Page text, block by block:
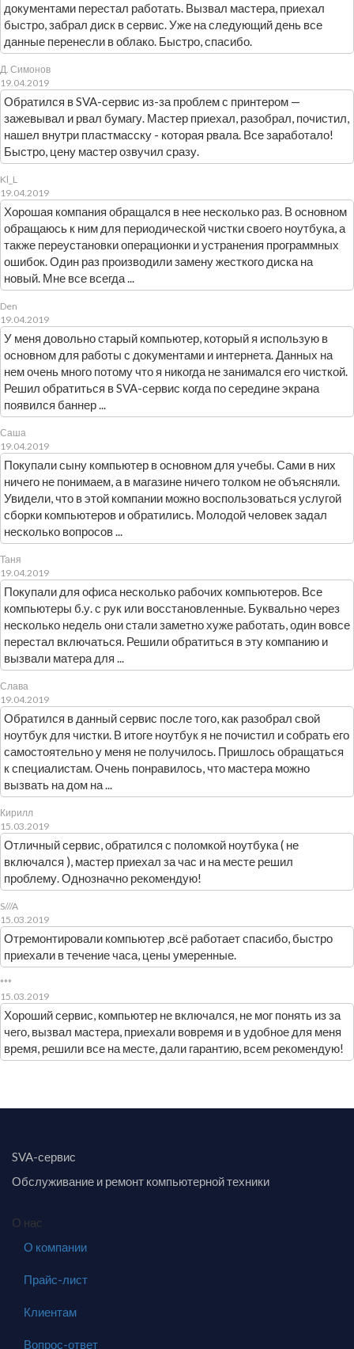
документами перестал работать. Вызвал мастера, приехал
быстро, забрал диск в сервис. Уже на следующий день все
данные перенесли в облако. Быстро, спасибо.
Д. Симонов
19.04.2019
Обратился в SVA-сервис из-за проблем с принтером —
зажевывал и рвал бумагу. Мастер приехал, разобрал, почистил,
нашел внутри пластмасску - которая рвала. Все заработало!
Быстро, цену мастер озвучил сразу.
Kl_L
19.04.2019
Хорошая компания обращался в нее несколько раз. В основном
обращаюсь к ним для периодической чистки своего ноутбука, а
также переустановки операционки и устранения программных
ошибок. Один раз производили замену жесткого диска на
новый. Мне все всегда ...
Den
19.04.2019
У меня довольно старый компьютер, который я использую в
основном для работы с документами и интернета. Данных на
нем очень много потому что я никогда не занимался его чисткой.
Решил обратиться в SVA-сервис когда по середине экрана
появился баннер ...
Саша
19.04.2019
Покупали сыну компьютер в основном для учебы. Сами в них
ничего не понимаем, а в магазине ничего толком не объясняли.
Увидели, что в этой компании можно воспользоваться услугой
сборки компьютеров и обратились. Молодой человек задал
несколько вопросов ...
Таня
19.04.2019
Покупали для офиса несколько рабочих компьютеров. Все
компьютеры б.у. с рук или восстановленные. Буквально через
несколько недель они стали заметно хуже работать, один вовсе
перестал включаться. Решили обратиться в эту компанию и
вызвали матера для ...
Слава
19.04.2019
Обратился в данный сервис после того, как разобрал свой
ноутбук для чистки. В итоге ноутбук я не почистил и собрать его
самостоятельно у меня не получилось. Пришлось обращаться
к специалистам. Очень понравилось, что мастера можно
вызвать на дом на ...
Кирилл
15.03.2019
Отличный сервис, обратился с поломкой ноутбука ( не
включался ), мастер приехал за час и на месте решил
проблему. Однозначно рекомендую!
S///A
15.03.2019
Отремонтировали компьютер ,всё работает спасибо, быстро
приехали в течение часа, цены умеренные.
***
15.03.2019
Хороший сервис, компьютер не включался, не мог понять из за
чего, вызвал мастера, приехали вовремя и в удобное для меня
время, решили все на месте, дали гарантию, всем рекомендую!
SVA-сервис
Обслуживание и ремонт компьютерной техники
О нас
О компании
Прайс-лист
Клиентам
Вопрос-ответ